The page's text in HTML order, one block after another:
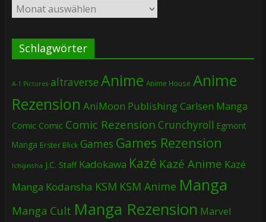
Archiv
Schlagwörter
A-1 Pictures altraverse Anime Anime House Anime
Rezension AniMoon PublishingCarlsen Manga
Comic Comic Comic Rezension Crunchyroll Egmont
Manga Erster Blick Games Games Rezension
Ichijinsha J.C. Staff Kadokawa Kazé Kazé Anime Kazé
Manga Kodansha KSM KSM Anime Manga
Manga Cult Manga Rezension Marvel